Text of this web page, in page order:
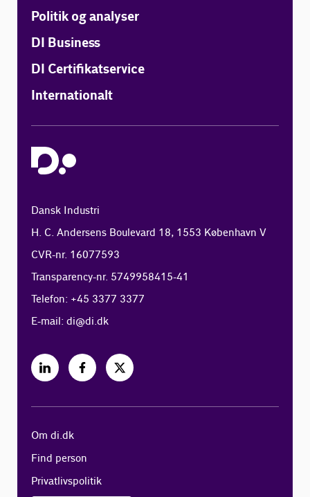
Politik og analyser
DI Business
DI Certifikatservice
Internationalt
Dansk Industri
H. C. Andersens Boulevard 18, 1553 København V
CVR-nr. 16077593
Transparency-nr. 5749958415-41
Telefon: +45 3377 3377
E-mail:di@di.dk
Om di.dk
Find person
Privatlivspolitik